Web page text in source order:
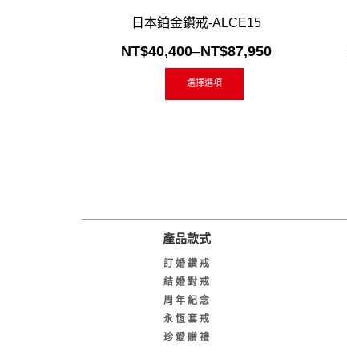
加入「願望清單」 快速閱讀
日本鉑金鑽戒-ALCE15
NT$40,400–NT$87,950
選擇選項
產品款式
訂婚鑽戒
結婚對戒
周年紀念
永恆套戒
珍愛贈禮